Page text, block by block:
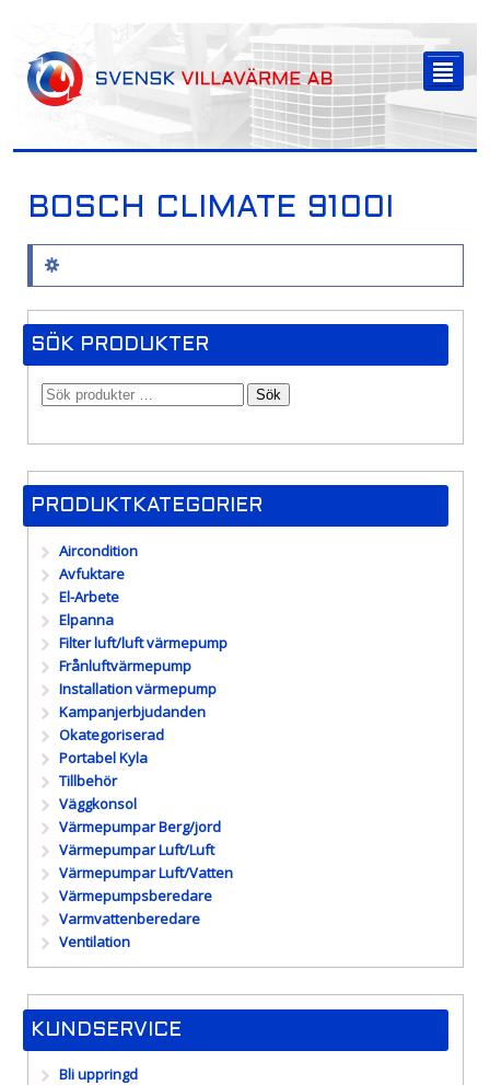
²
BOSCH CLIMATE 9100I
SÖK PRODUKTER
Sök
PRODUKTKATEGORIER
Aircondition
Avfuktare
El-Arbete
Elpanna
Filter luft/luft värmepump
Frånluftvärmepump
Installation värmepump
Kampanjerbjudanden
Okategoriserad
Portabel Kyla
Tillbehör
Väggkonsol
Värmepumpar Berg/jord
Värmepumpar Luft/Luft
Värmepumpar Luft/Vatten
Värmepumpsberedare
Varmvattenberedare
Ventilation
KUNDSERVICE
Bli uppringd